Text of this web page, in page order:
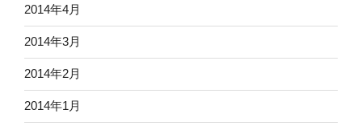
2014年4月
2014年3月
2014年2月
2014年1月